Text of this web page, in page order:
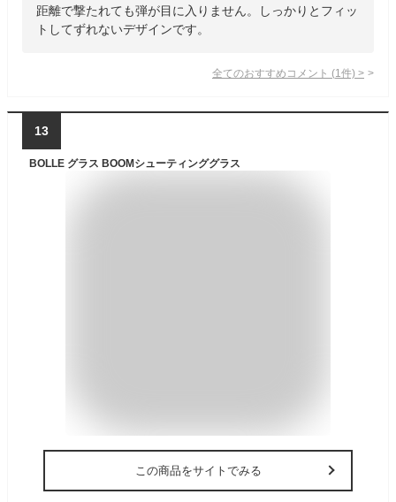
距離で撃たれても弾が目に入りません。しっかりとフィッ
トしてずれないデザインです。
全てのおすすめコメント (1 件) >
13
BOLLE グラス BOOMシューティンググラス
この商品をサイトでみる